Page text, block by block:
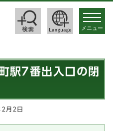
toggle
メニュー
駅7番出入口の閉
月2日